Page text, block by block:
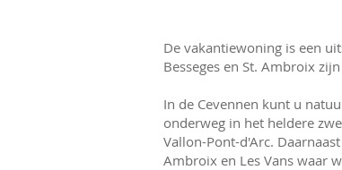
De vakantiewoning is een
Besseges en St. Ambroix
In de Cevennen kunt u
onderweg in het heldere
Vallon-Pont-d'Arc.
Ambroix en Les Vans waar